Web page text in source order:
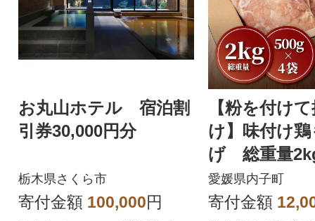
お丸山ホテル 宿泊割
引券30,000円分
栃木県さくら市
寄付金額 100,000円
【粉を付け
け】味付け
げ 総重量
4袋)
愛媛県内子町
寄付金額